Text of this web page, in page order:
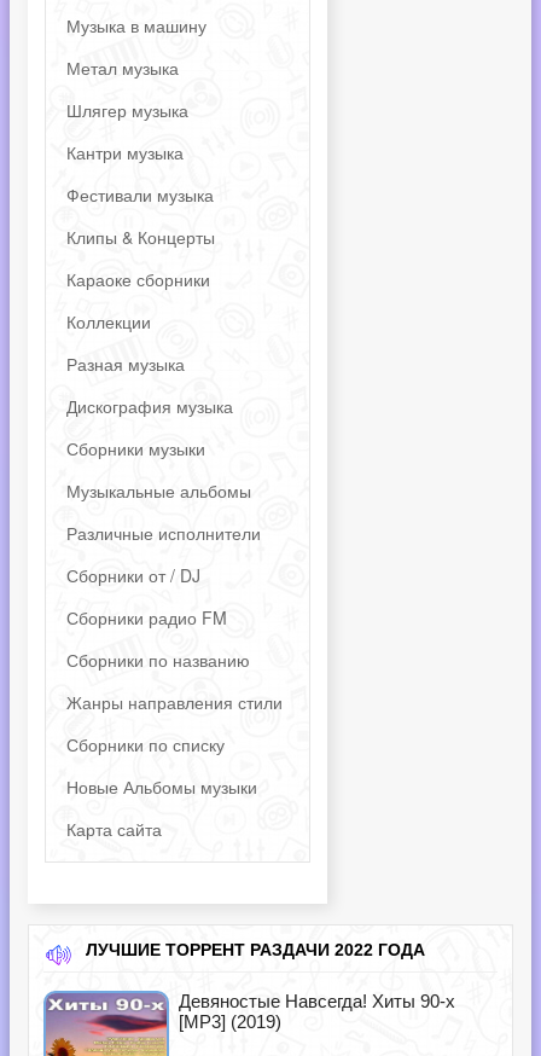
Музыка в машину
Метал музыка
Шлягер музыка
Кантри музыка
Фестивали музыка
Клипы & Концерты
Караоке сборники
Коллекции
Разная музыка
Дискография музыка
Сборники музыки
Музыкальные альбомы
Различные исполнители
Сборники от / DJ
Сборники радио FM
Сборники по названию
Жанры направления стили
Сборники по списку
Новые Альбомы музыки
Карта сайта
ЛУЧШИЕ ТОРРЕНТ РАЗДАЧИ 2022 ГОДА
Девяностые Навсегда! Хиты 90-х
[MP3] (2019)